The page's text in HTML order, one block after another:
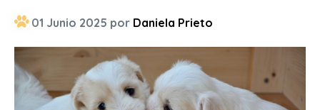
01 Junio 2025 por Daniela Prieto